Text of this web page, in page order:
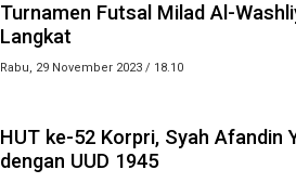
Turnamen Futsal Milad Al-
Langkat
Rabu, 29 November 2023 / 18.10
HUT ke-52 Korpri, Syah Afandin
dengan UUD 1945